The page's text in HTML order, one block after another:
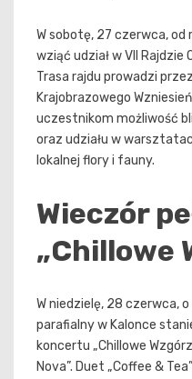
W sobotę, 27 czerwca,
wziąć udział w VII Rajdzie
Trasa rajdu prowadzi
Krajobrazowego
uczestnikom możliwość
oraz udziału w
lokalnej flory i fauny.
Wieczór
„Chillowe
W niedzielę, 28 czerwca,
parafialny w Kalonce
koncertu „Chillowe
Nova”. Duet „Coffee &